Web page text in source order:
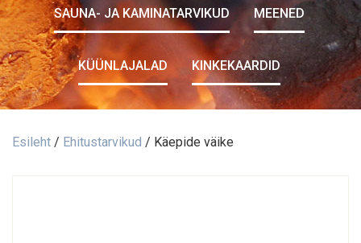
SAUNA- JA KAMINATARVIKUD MEENED
KÜÜNLAJALAD KINKEKAARDID
Esileht / Ehitustarvikud / Käepide väike